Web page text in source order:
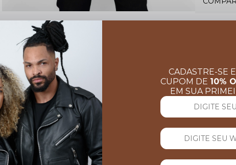
AVALIAÇÕES
CADASTRE-SE
CUPOM DE 10%
EM SUA